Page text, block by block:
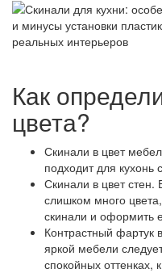
Как
цвета?
Скинали в цвет
подходит для кухонь
Скинали в цвет стен.
слишком много
скинали и оформить
Контрастный фартук
яркой мебели
спокойных оттенках,